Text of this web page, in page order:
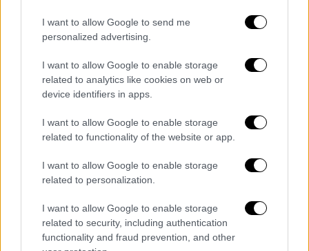
I want to allow Google to send me
personalized advertising.
I want to allow Google to enable storage
related to analytics like cookies on web or
device identifiers in apps.
I want to allow Google to enable storage
related to functionality of the website or app.
I want to allow Google to enable storage
related to personalization.
I want to allow Google to enable storage
related to security, including authentication
functionality and fraud prevention, and other
Τι μπορεί να προκάλεσε την πτώση
Σύμφωνα με τις πρώτες εκτιμήσεις ίσως
υπολογίστηκε ο άνεμος λάθος ή το
ελικόπτερο παρουσίασε μηχανική βλάβη.
Ο εκπρόσωπος Τύπου του Λιμενικού
Σώματος, Νίκος Αλεξίου, μιλώντας στην
έκτακτη εκπομπή του ΕΡΤNews σημείωσε
πως «το καλό είναι ότι έγινε πάρα πολύ
κοντά στη στεριά και βγήκαν μόνοι τους».
Δύτης του Λιμενικού απομακρύνει τα